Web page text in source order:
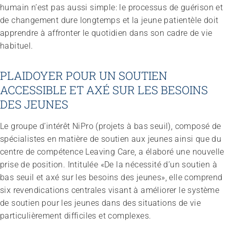
humain n’est pas aussi simple: le processus de guérison et
de changement dure longtemps et la jeune patientèle doit
apprendre à affronter le quotidien dans son cadre de vie
habituel.
PLAIDOYER POUR UN SOUTIEN
ACCESSIBLE ET AXÉ SUR LES BESOINS
DES JEUNES
Le groupe d’intérêt NiPro (projets à bas seuil), composé de
spécialistes en matière de soutien aux jeunes ainsi que du
centre de compétence Leaving Care, a élaboré une nouvelle
prise de position. Intitulée «De la nécessité d’un soutien à
bas seuil et axé sur les besoins des jeunes», elle comprend
six revendications centrales visant à améliorer le système
de soutien pour les jeunes dans des situations de vie
particulièrement difficiles et complexes.